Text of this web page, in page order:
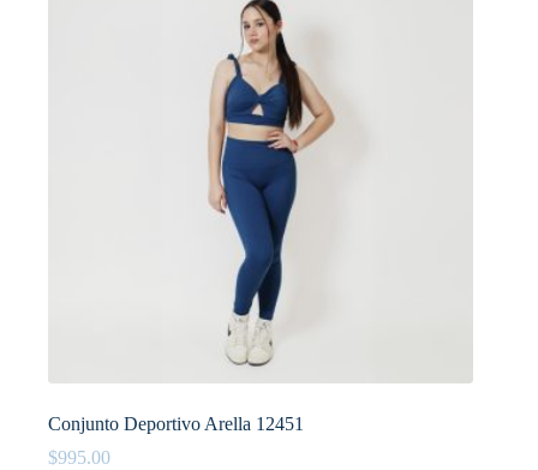
Conjunto Deportivo Arella 12451
$995.00